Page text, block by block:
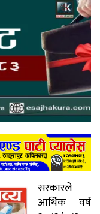
सरकारले
आर्थिक वर्ष